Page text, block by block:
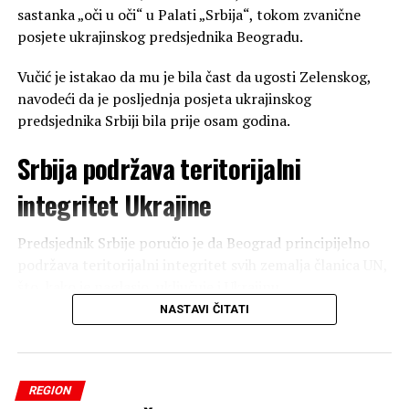
sastanka „oči u oči“ u Palati „Srbija“, tokom zvanične
posjete ukrajinskog predsjednika Beogradu.
Vučić je istakao da mu je bila čast da ugosti Zelenskog,
navodeći da je posljednja posjeta ukrajinskog
predsjednika Srbiji bila prije osam godina.
Srbija podržava teritorijalni
integritet Ukrajine
Predsjednik Srbije poručio je da Beograd principijelno
– Srbija i ja kao njen predsednik sam istakao da
podržavamo Povelju UN, rezolucije UN, što znači
takođe i teritorijalni integritet Ukrajine. I takođe, veoma
NASTAVI ČITATI
REGION